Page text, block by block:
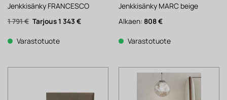
Jenkkisänky FRANCESCO
1 791€ Alkuperäinen
hinta
1
791 €.
1 343 €Nykyinen
Varastotuote
Jenkkisänky MARC beige
Alkaen: 808€
Varastotuote